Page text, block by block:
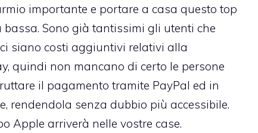
importante e portare a casa questo top
Sono già tantissimi gli utenti che
siano costi aggiuntivi relativi alla
quindi non mancano di certo le persone
il pagamento tramite PayPal ed in
rendendola senza dubbio più accessibile.
Apple arriverà nelle vostre case.